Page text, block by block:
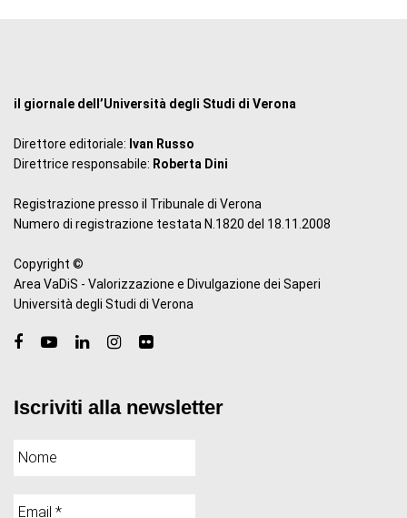
il giornale dell’Università degli Studi di Verona
Direttore editoriale: Ivan Russo
Direttrice responsabile: Roberta Dini
Registrazione presso il Tribunale di Verona
Numero di registrazione testata N.1820 del 18.11.2008
Copyright ©
Area VaDiS - Valorizzazione e Divulgazione dei Saperi
Università degli Studi di Verona
Iscriviti alla newsletter